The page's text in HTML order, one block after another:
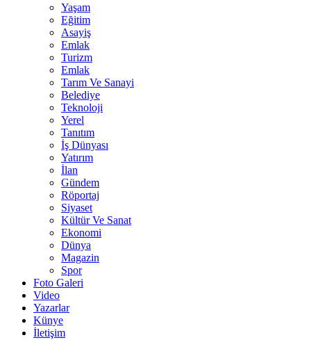
Yaşam
Eğitim
Asayiş
Emlak
Turizm
Emlak
Tarım Ve Sanayi
Belediye
Teknoloji
Yerel
Tanıtım
İş Dünyası
Yatırım
İlan
Gündem
Röportaj
Siyaset
Kültür Ve Sanat
Ekonomi
Dünya
Magazin
Spor
Foto Galeri
Video
Yazarlar
Künye
İletişim